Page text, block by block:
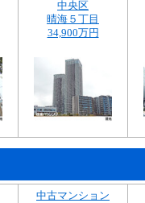
中央区
晴海５丁目
34,900万円
中古マンション